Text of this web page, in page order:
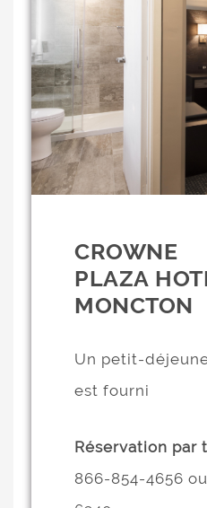
CROWNE
PLAZA
MONCTON
Un petit-
est fourni
Réservation par
866-854-4656